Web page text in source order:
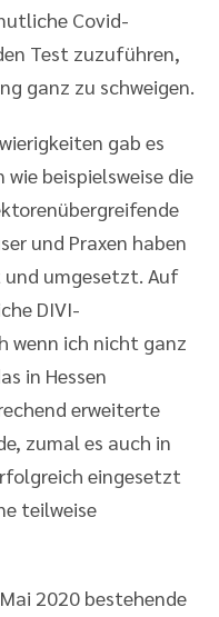
Covid-
Test zuzuführen,
ganz zu schweigen.
gab es
beispielsweise die
und Praxen haben
umgesetzt. Auf
DIVI-
wenn ich nicht ganz
in Hessen
erweiterte
zumal es auch in
eingesetzt
teilweise
2020 bestehende